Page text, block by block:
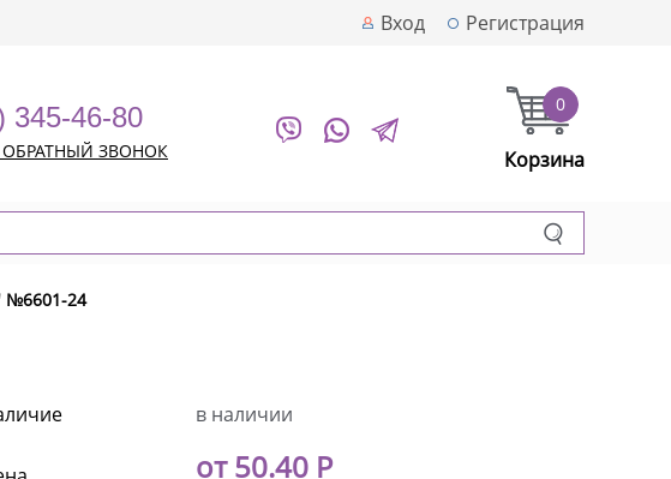
Вход Регистрация
345-46-80
ОБРАТНЫЙ ЗВОНОК
0
Корзина
№6601-24
в наличии
от 50.40 Р